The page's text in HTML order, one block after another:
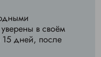
уверены в своём
15 дней, после